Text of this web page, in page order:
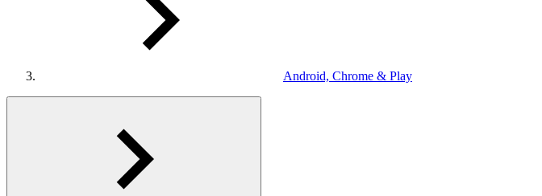
Android, Chrome & Play